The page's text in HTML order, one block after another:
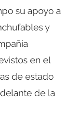
su apoyo a
y
en el
de estado
de la